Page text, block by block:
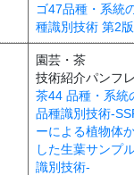
ゴ47品種・系統
種識別技術 第2版
園芸・茶
技術紹介パンフ
茶44 品種・系統
品種識別技術-
ーによる植物体
した生葉サンプ
識別技術-